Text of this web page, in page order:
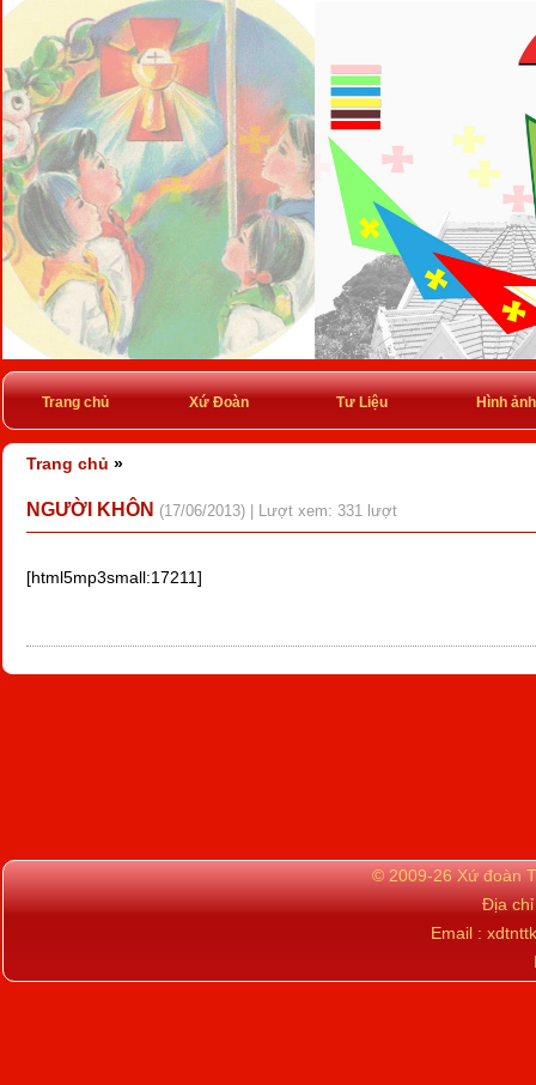
Trang chủ Xứ Đoàn Tư Liệu Hình ảnh
Trang chủ »
NGƯỜI KHÔN (17/06/2013) | Lượt xem: 331 lượt
[html5mp3small:17211]
© 2009-26 Xứ đoàn
Địa
Email :